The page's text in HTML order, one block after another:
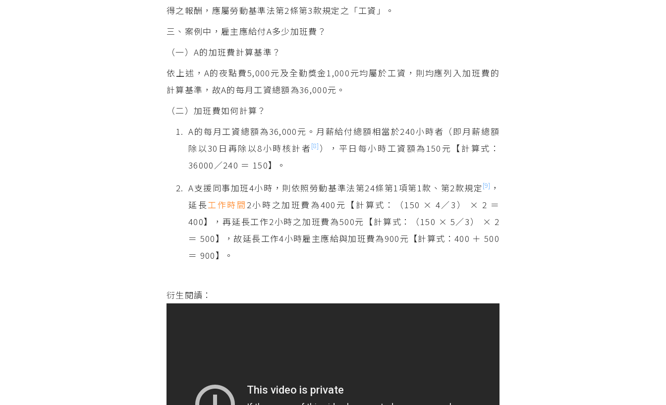
得之報酬，應屬勞動基準法第2條第3款規定之「工資」。
三、案例中，雇主應給付A多少加班費？
（一）A的加班費計算基準？
依上述，A的夜點費5,000元及全勤獎金1,000元均屬於工資，則均應列入加班費的
計算基準，故A的每月工資總額為36,000元。
（二）加班費如何計算？
A的每月工資總額為36,000元。月薪給付總額相當於240小時者（即月薪總額
除以30日再除以8小時核計者 [8] ），平日每小時工資額為150元【計算式：
36000／240 ＝ 150】。
A支援同事加班4小時，則依照勞動基準法第24條第1項第1款、第2款規定 [9] ，
延長工作時間 2小時之加班費為400元【計算式：（150 × 4／3） × 2 ＝
400】，再延長工作2小時之加班費為500元【計算式：（150 × 5／3） × 2
＝ 500】，故延長工作4小時雇主應給與加班費為900元【計算式：400 ＋ 500
＝ 900】。
衍生閱讀：